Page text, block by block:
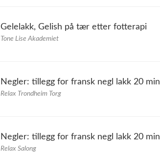
Gelelakk, Gelish på tær etter fotterapi
Tone Lise Akademiet
Negler: tillegg for fransk negl lakk 20 min
Relax Trondheim Torg
Negler: tillegg for fransk negl lakk 20 min
Relax Salong